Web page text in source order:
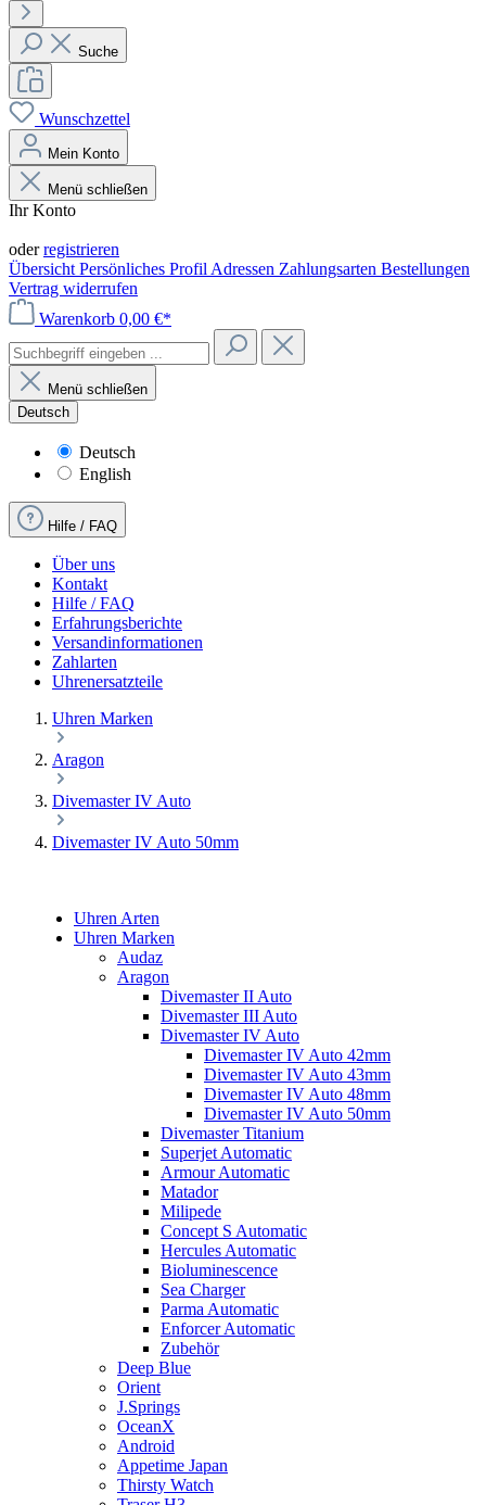
Suche
Wunschzettel
Mein Konto
Menü schließen
Ihr Konto
oderregistrieren
Übersicht Persönliches Profil Adressen Zahlungsarten Bestellungen
Vertrag widerrufen
Warenkorb 0,00 €*
Menü schließen
Deutsch
Deutsch
English
Hilfe / FAQ
Über uns
Kontakt
Hilfe / FAQ
Erfahrungsberichte
Versandinformationen
Zahlarten
Uhrenersatzteile
Uhren Marken
Aragon
Divemaster IV Auto
Divemaster IV Auto 50mm
Uhren Arten
Uhren Marken
Audaz
Aragon
Divemaster II Auto
Divemaster III Auto
Divemaster IV Auto
Divemaster IV Auto 42mm
Divemaster IV Auto 43mm
Divemaster IV Auto 48mm
Divemaster IV Auto 50mm
Divemaster Titanium
Superjet Automatic
Armour Automatic
Matador
Milipede
Concept S Automatic
Hercules Automatic
Bioluminescence
Sea Charger
Parma Automatic
Enforcer Automatic
Zubehör
Deep Blue
Orient
J.Springs
OceanX
Android
Appetime Japan
Thirsty Watch